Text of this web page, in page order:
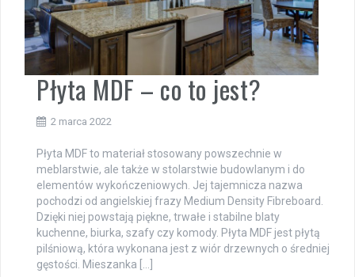
Płyta MDF – co to jest?
2 marca 2022
Płyta MDF to materiał stosowany powszechnie w
meblarstwie, ale także w stolarstwie budowlanym i do
elementów wykończeniowych. Jej tajemnicza nazwa
pochodzi od angielskiej frazy Medium Density Fibreboard.
Dzięki niej powstają piękne, trwałe i stabilne blaty
kuchenne, biurka, szafy czy komody. Płyta MDF jest płytą
pilśniową, która wykonana jest z wiór drzewnych o średniej
gęstości. Mieszanka […]